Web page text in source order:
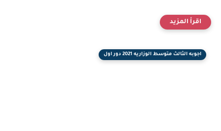
اجوبه الثالث متوسط الوزاريه 2021 دور اول